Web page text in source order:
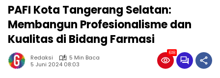
PAFI Kota Tangerang Selatan:
Membangun Profesionalisme dan
Kualitas di Bidang Farmasi
Redaksi
5 Min Baca
5 Juni 2024 08:03
618